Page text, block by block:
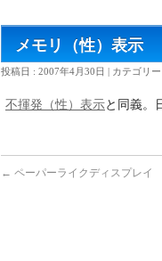
メモリ（性）表示
投稿日 : 2007年4月30日 | カテゴリー
不揮発（性）表示と同義。
← ペーパーライクディスプレイ